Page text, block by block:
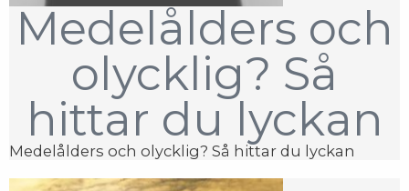
Medelålders och
olycklig? Så
hittar du lyckan
Medelålders och olycklig? Så hittar du lyckan